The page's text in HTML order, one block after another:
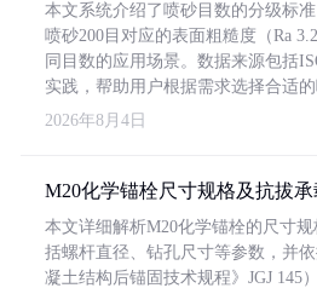
本文系统介绍了喷砂目数的分级标
喷砂200目对应的表面粗糙度（Ra
同目数的应用场景。数据来源包括
实践，帮助用户根据需求选择合适的
2026年8月4日
M20化学锚栓尺寸规格及抗拔
本文详细解析M20化学锚栓的尺寸
括螺杆直径、钻孔尺寸等参数，并
凝土结构后锚固技术规程》JGJ 145